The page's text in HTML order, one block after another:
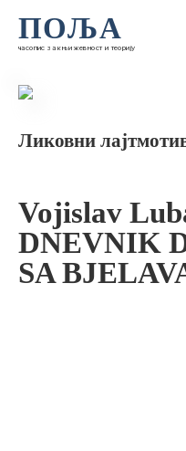
ПОЉА
часопис за књижевност и теорију
Ликовни
Vojislav
DNEVNIK
SA